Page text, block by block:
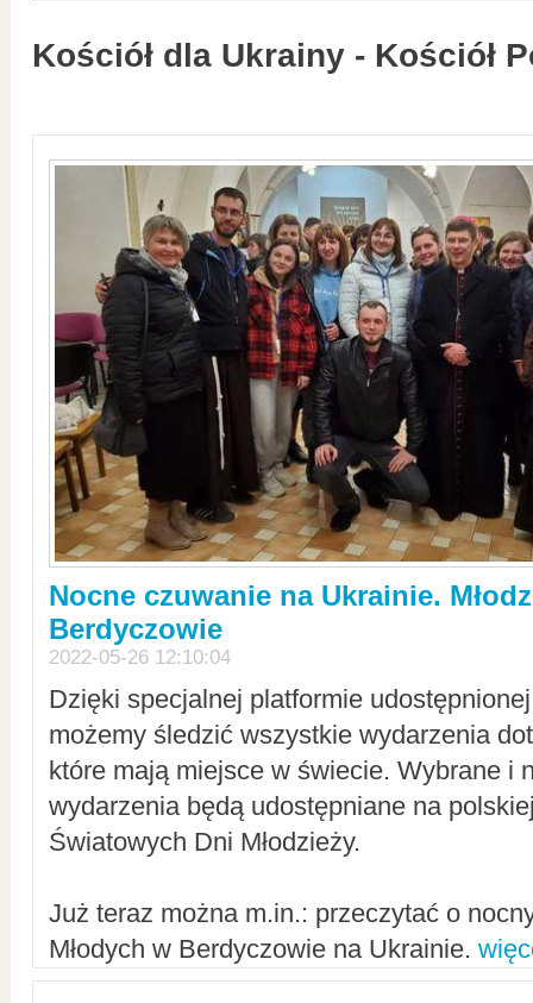
Kościół dla Ukrainy - Kościół
Nocne czuwanie na Ukrainie.
Berdyczowie
2022-05-26 12:10:04
Dzięki specjalnej platformie
możemy śledzić wszystkie wydarzenia
które mają miejsce w świecie. Wybrane i
wydarzenia będą udostępniane na
Światowych Dni Młodzieży.
Już teraz można m.in.: przeczytać o
Młodych w Berdyczowie na Ukrainie.